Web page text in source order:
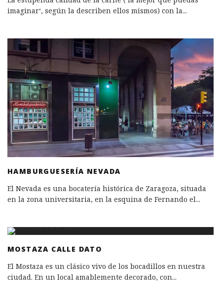
imaginar‘, según la describen ellos mismos) con la...
HAMBURGUESERÍA NEVADA
El Nevada es una bocatería histórica de Zaragoza, situada
en la zona universitaria, en la esquina de Fernando el...
MOSTAZA CALLE DATO
El Mostaza es un clásico vivo de los bocadillos en nuestra
ciudad. En un local amablemente decorado, con...